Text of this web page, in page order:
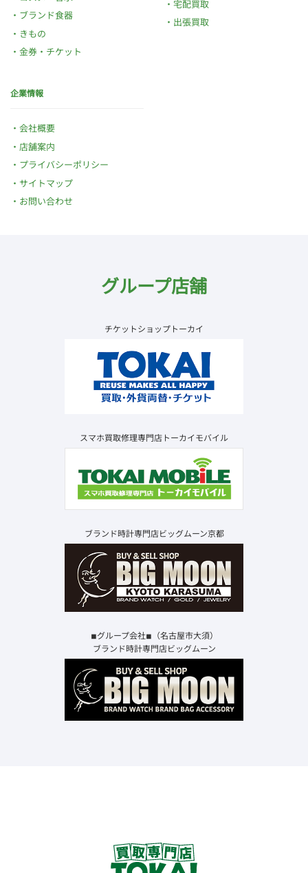
ブランド食器
きもの
金券・チケット
宅配買取
出張買取
企業情報
会社概要
店舗案内
プライバシーポリシー
サイトマップ
お問い合わせ
グループ店舗
チケットショップトーカイ
スマホ買取修理専門店トーカイモバイル
ブランド時計専門店ビッグムーン京都
◾︎グループ会社◾︎（名古屋市大須）
ブランド時計専門店ビッグムーン